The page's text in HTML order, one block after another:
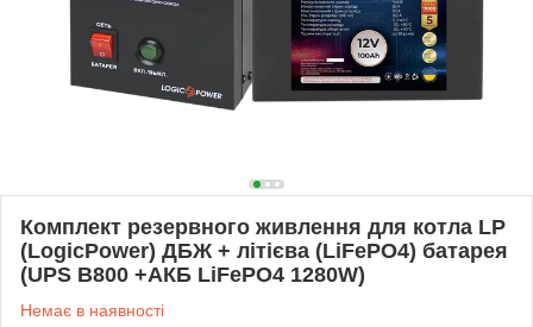
Комплект резервного живлення для котла LP
(LogicPower) ДБЖ + літієва (LiFePO4) батарея
(UPS B800 +АКБ LiFePO4 1280W)
Немає в наявності